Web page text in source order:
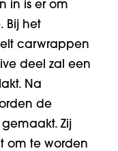
in is er om
Bij het
carwrappen
deel zal een
Na
de
Zij
om te worden